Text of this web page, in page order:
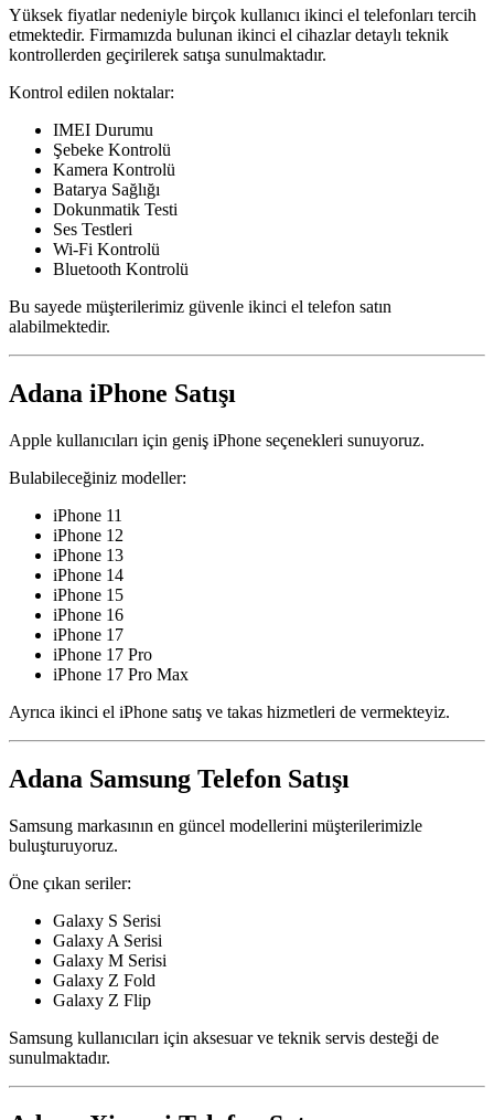
Yüksek fiyatlar nedeniyle birçok kullanıcı ikinci el telefonları tercih
etmektedir. Firmamızda bulunan ikinci el cihazlar detaylı teknik
kontrollerden geçirilerek satışa sunulmaktadır.
Kontrol edilen noktalar:
IMEI Durumu
Şebeke Kontrolü
Kamera Kontrolü
Batarya Sağlığı
Dokunmatik Testi
Ses Testleri
Wi-Fi Kontrolü
Bluetooth Kontrolü
Bu sayede müşterilerimiz güvenle ikinci el telefon satın
alabilmektedir.
Adana iPhone Satışı
Apple kullanıcıları için geniş iPhone seçenekleri sunuyoruz.
Bulabileceğiniz modeller:
iPhone 11
iPhone 12
iPhone 13
iPhone 14
iPhone 15
iPhone 16
iPhone 17
iPhone 17 Pro
iPhone 17 Pro Max
Ayrıca ikinci el iPhone satış ve takas hizmetleri de vermekteyiz.
Adana Samsung Telefon Satışı
Samsung markasının en güncel modellerini müşterilerimizle
buluşturuyoruz.
Öne çıkan seriler:
Galaxy S Serisi
Galaxy A Serisi
Galaxy M Serisi
Galaxy Z Fold
Galaxy Z Flip
Samsung kullanıcıları için aksesuar ve teknik servis desteği de
sunulmaktadır.